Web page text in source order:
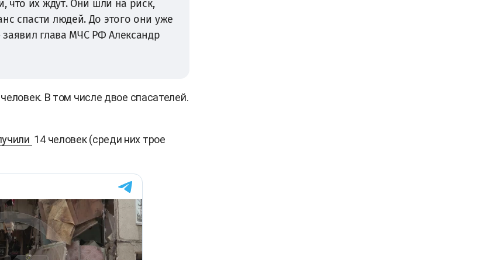
что их ждут. Они шли на риск,
спасти людей. До этого они уже
глава МЧС РФ Александр
В том числе двое спасателей.
14 человек (среди них трое